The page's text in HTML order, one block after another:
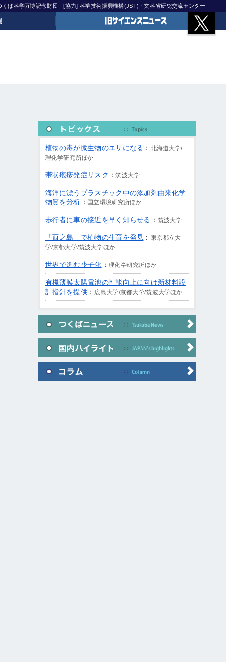
ば科学万博記念財団 [協力] 科学技術振興機構(JST)・文科省研究交流センター
旧サイエンスニュース
植物の毒が微生物のエサになる ： 北海道大学/
理化学研究所ほか
帯状疱疹発症リスク ：筑波大学
海洋に漂うプラスチック中の添加剤由来化学
物質を分析 ： 国立環境研究所ほか
歩行者に車の接近を早く知らせる ：筑波大学
「西之島」で植物の生育を発見 ： 東京都立大
学/京都大学/筑波大学ほか
世界で進む少子化 ： 理化学研究所ほか
有機薄膜太陽電池の性能向上に向け新材料設
計指針を提供： 広島大学/京都大学/筑波大学ほか